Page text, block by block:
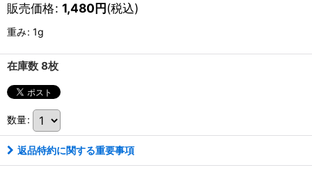
販売価格: 1,480円(税込)
重み: 1g
在庫数 8枚
数量:
返品特約に関する重要事項